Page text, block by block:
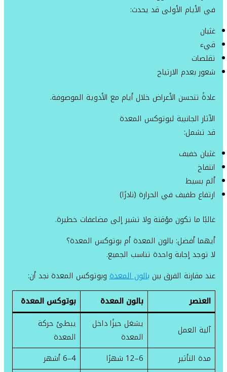
في الأيام الأولى قد يحدث:
غثيان
قيء
تقلصات
شعور بعدم الارتياح
عادةً تتحسن الأعراض خلال أيام مع الأدوية الموصوفة.
الآثار الجانبية لبوتوكس المعدة
قد تشمل:
غثيان خفيف
انتفاخ
ألم بسيط
ارتفاع طفيف في الحرارة (نادرًا)
غالبًا ما تكون مؤقتة ولا تشير إلى مضاعفات خطيرة.
أيهما أفضل: بالون المعدة أم بوتوكس المعدة؟
لا توجد إجابة واحدة تناسب الجميع.
عند مقارنة الفرق بين بالون المعدة وبوتوكس المعدة نجد أن:
العنصر
بالون المعدة بوتوكس المعدة
آلية العمل
يشغل حيزًا داخل
المعدة
يبطئ حركة
المعدة
مدة التأثير
6–12 شهرًا
4–6 أشهر